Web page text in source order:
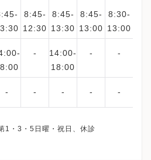
8:45-
12:30
8:45-
13:30
8:45-
13:00
8:30-
13:00
-
14:00-
18:00
- -
- - - - -
1・3・5日曜・祝日、休診